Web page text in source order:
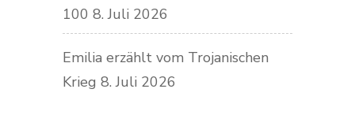
100 8. Juli 2026
Emilia erzählt vom Trojanischen
Krieg 8. Juli 2026